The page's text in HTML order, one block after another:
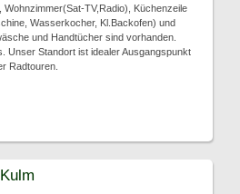
Wohnzimmer(Sat-TV,Radio), Küchenzeile
Wasserkocher, Kl.Backofen) und
und Handtücher sind vorhanden.
Unser Standort ist idealer Ausgangspunkt
Radtouren.